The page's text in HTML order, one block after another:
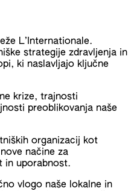
L’Internationale.
strategije zdravljenja in
ki naslavljajo ključne
krize, trajnosti
preoblikovanja naše
organizacij kot
načine za
in uporabnost.
vlogo naše lokalne in